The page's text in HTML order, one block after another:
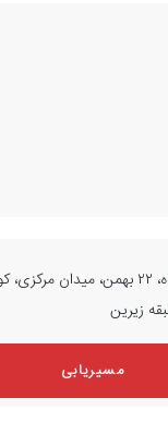
زیرین
مسیریابی